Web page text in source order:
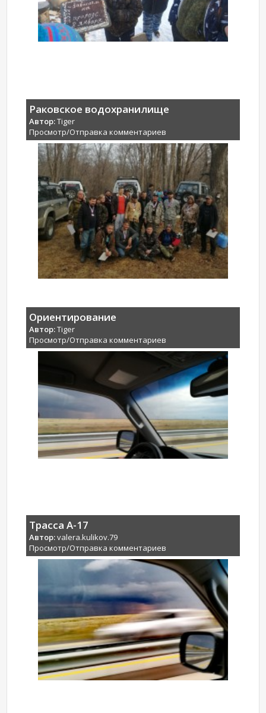
Раковское водохранилище
Автор:Tiger
Просмотр/Отправка комментариев
Ориентирование
Автор:Tiger
Просмотр/Отправка комментариев
Трасса А-17
Автор:valera.kulikov.79
Просмотр/Отправка комментариев